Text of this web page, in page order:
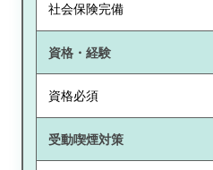
社会保険完備
資格・経験
資格必須
受動喫煙対策